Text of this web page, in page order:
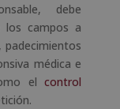
debe
los campos a
padecimientos
médica e
elcontrol